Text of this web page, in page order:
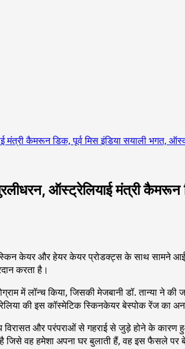
मंत्री कैमरून डिक, पूर्व मिस इंडिया सयाली भगत,
ऑस्ट्रेलियाई मंत्री
स्किन केयर और हेयर केयर प्रोडक्ट्स के साथ सामने
करता है।
में लॉन्च किया, जिसकी मेजबानी डॉ. तान्या
की इस कॉस्मेटिक स्किनकेयर बेस्पोक रेंज का
विरासत और परंपराओं से गहराई से जुड़े होने के
वह हमेशा अपना घर बुलाती हैं, वह इस फैसले पर